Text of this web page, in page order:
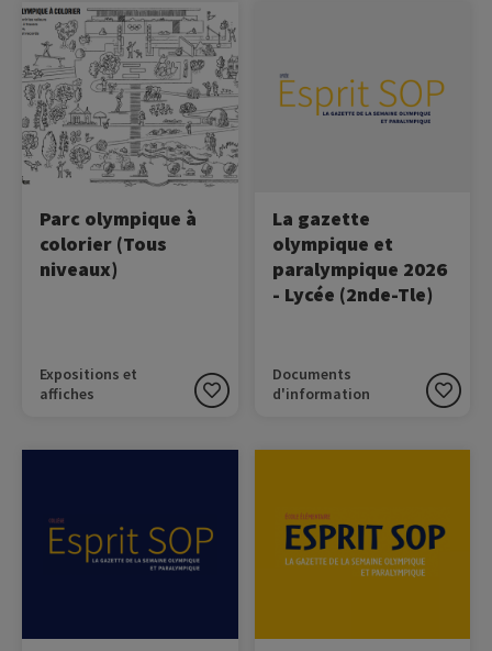
Image
Parc olympique à
colorier (Tous
niveaux)
Expositions et
affiches
Donnez de la couleur au
parc olympique !
La gazette
olympique et
paralympique 2026
- Lycée (2nde-Tle)
Documents
d'information